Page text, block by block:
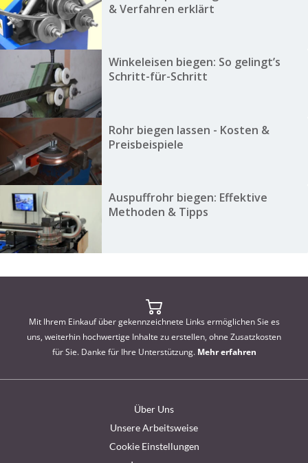
& Verfahren erklärt
Winkeleisen biegen: So gelingt’s
Schritt-für-Schritt
Rohr biegen lassen - Kosten &
Preisbeispiele
Auspuffrohr biegen: Effektive
Methoden & Tipps
Mit Ihrem Einkauf über gekennzeichnete Links ermöglichen Sie es
uns, weiterhin hochwertige Inhalte zu erstellen, ohne Zusatzkosten
für Sie. Danke für Ihre Unterstützung. Mehr erfahren
Über Uns
Unsere Arbeitsweise
Cookie Einstellungen